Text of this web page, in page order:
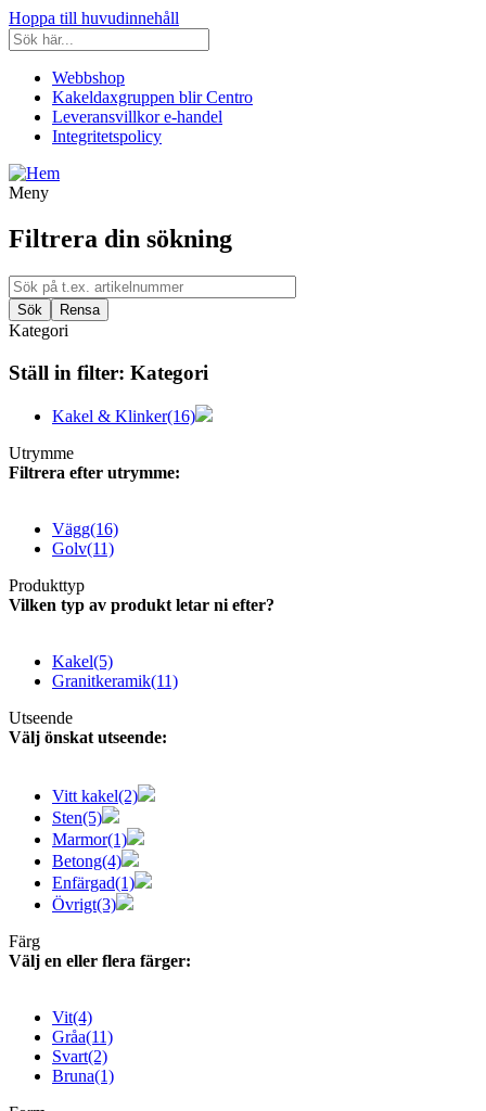
Hoppa till huvudinnehåll
Webbshop
Kakeldaxgruppen blir Centro
Leveransvillkor e-handel
Integritetspolicy
Meny
Filtrera din sökning
Kategori
Ställ in filter: Kategori
Kakel & Klinker(16)
Utrymme
Filtrera efter utrymme:
Vägg(16)
Golv(11)
Produkttyp
Vilken typ av produkt letar ni efter?
Kakel(5)
Granitkeramik(11)
Utseende
Välj önskat utseende:
Vitt kakel(2)
Sten(5)
Marmor(1)
Betong(4)
Enfärgad(1)
Övrigt(3)
Färg
Välj en eller flera färger:
Vit(4)
Gråa(11)
Svart(2)
Bruna(1)